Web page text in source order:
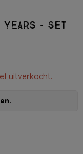
- set
uitverkocht.
.